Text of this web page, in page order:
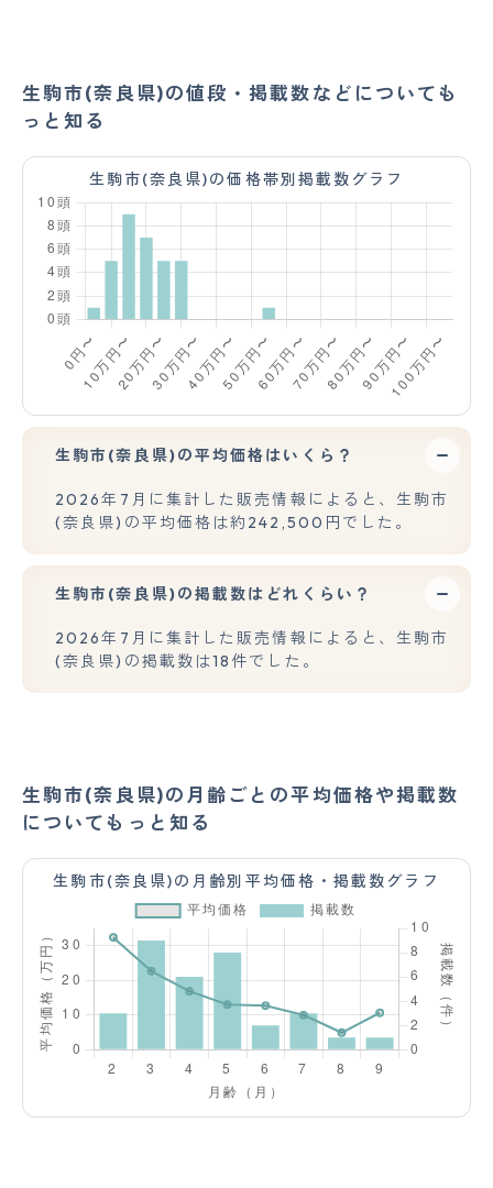
生駒市(奈良県)の値段・掲載数などについても
っと知る
生駒市(奈良県)の価格帯別掲載数グラフ
生駒市(奈良県)の平均価格はいくら？
2026年7月に集計した販売情報によると、生駒市
(奈良県)の平均価格は約242,500円でした。
生駒市(奈良県)の掲載数はどれくらい？
2026年7月に集計した販売情報によると、生駒市
(奈良県)の掲載数は18件でした。
生駒市(奈良県)の月齢ごとの平均価格や掲載数
についてもっと知る
生駒市(奈良県)の月齢別平均価格・掲載数グラフ